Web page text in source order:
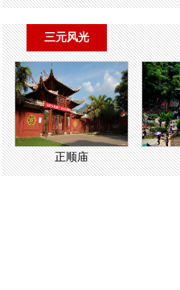
三元风光
正顺庙